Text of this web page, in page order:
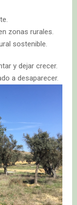
zonas rurales.
sostenible.
y dejar crecer.
a desaparecer.